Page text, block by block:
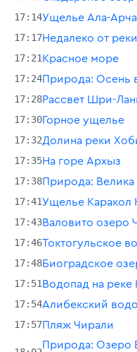
17:14Ущелье Ала-Арча
17:17Недалеко от
17:21Красное море
17:24Природа: Осень
17:28Рассвет Шри-
17:30Горное ущелье
17:32Долина реки
17:35На горе Архыз
17:38Природа:
17:41Ущелье Каракол
17:43Валовито озеро
17:46Токтогульское
17:48Биоградское
17:51Водопад на реке
17:54Алибекский
17:57Пляж Чирали
Природа: Озеро